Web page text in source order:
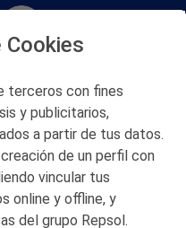
Muñatones,
000
S.A.
terceros con fines
y publicitarios,
a partir de tus datos.
de un perfil con
vincular tus
online y offline, y
del grupo Repsol.